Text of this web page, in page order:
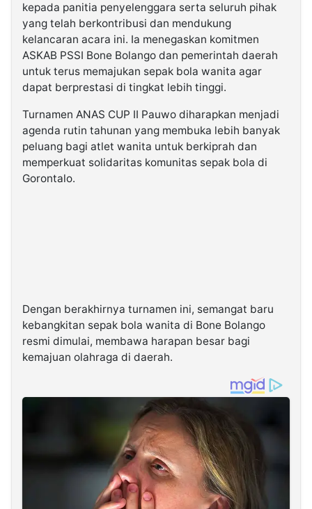
kepada panitia penyelenggara serta seluruh pihak
yang telah berkontribusi dan mendukung
kelancaran acara ini. Ia menegaskan komitmen
ASKAB PSSI Bone Bolango dan pemerintah daerah
untuk terus memajukan sepak bola wanita agar
dapat berprestasi di tingkat lebih tinggi.
Turnamen ANAS CUP II Pauwo diharapkan menjadi
agenda rutin tahunan yang membuka lebih banyak
peluang bagi atlet wanita untuk berkiprah dan
memperkuat solidaritas komunitas sepak bola di
Gorontalo.
Dengan berakhirnya turnamen ini, semangat baru
kebangkitan sepak bola wanita di Bone Bolango
resmi dimulai, membawa harapan besar bagi
kemajuan olahraga di daerah.